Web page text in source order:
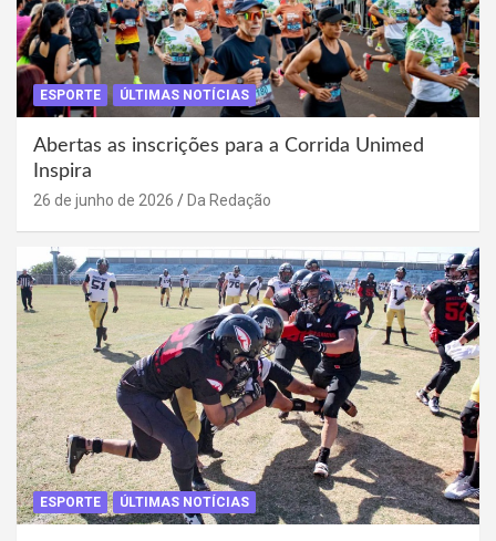
ESPORTE ÚLTIMAS NOTÍCIAS
Abertas as inscrições para a Corrida Unimed
Inspira
26 de junho de 2026 Da Redação
ESPORTE ÚLTIMAS NOTÍCIAS